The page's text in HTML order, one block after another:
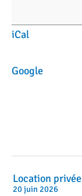
iCal
Google
Location privée
20 juin 2026